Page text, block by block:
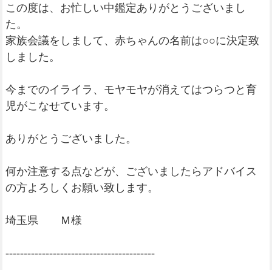
この度は、お忙しい中鑑定ありがとうございまし
た。
家族会議をしまして、赤ちゃんの名前は○○に決定致
しました。
今までのイライラ、モヤモヤが消えてはつらつと育
児がこなせています。
ありがとうございました。
何か注意する点などが、ございましたらアドバイス
の方よろしくお願い致します。
埼玉県 Ｍ様
-----------------------------------------